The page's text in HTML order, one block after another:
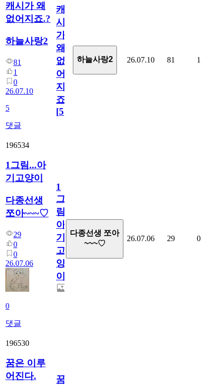
캐시가 왜
없어지죠.?
하늘사랑2
81
1
0
26.07.10
5
댓글
캐
시
가
왜
없
어
지
죠.?
[5]
하늘사랑2 26.07.10 81 1
196534
1그림...아
기고양이
다종선생
쪼아~~~♡
29
0
0
26.07.06
0
댓글
1
그
림...
아
기
고
양
이
다종선생 쪼아
~~~♡
26.07.06 29 0
196530
꿈은 이루
어진다.
꿈